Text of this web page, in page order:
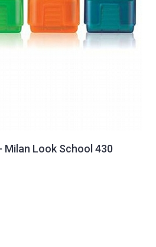
Milan Look School 430